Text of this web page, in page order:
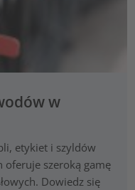
w
etykiet i szyldów
oferuje szeroką gamę
Dowiedz się